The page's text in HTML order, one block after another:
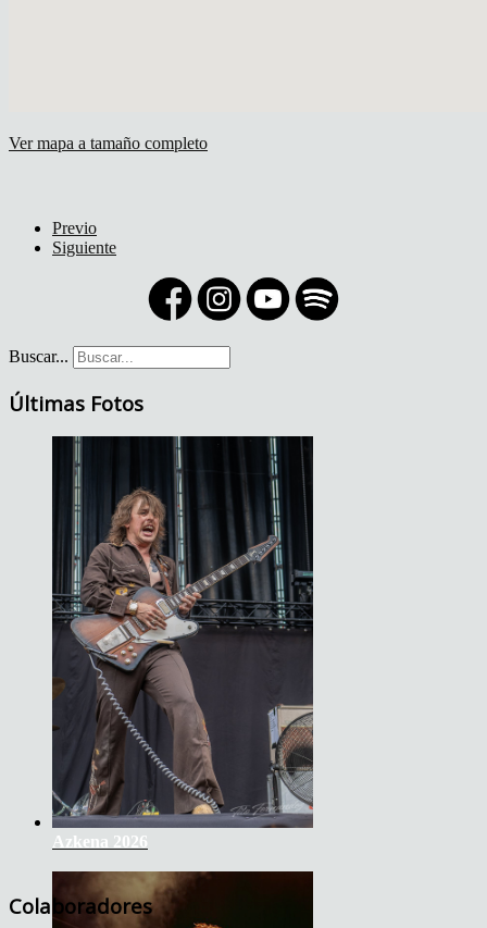
Ver mapa a tamaño completo
Previo
Siguiente
Buscar...
Últimas Fotos
Azkena 2026
Colaboradores